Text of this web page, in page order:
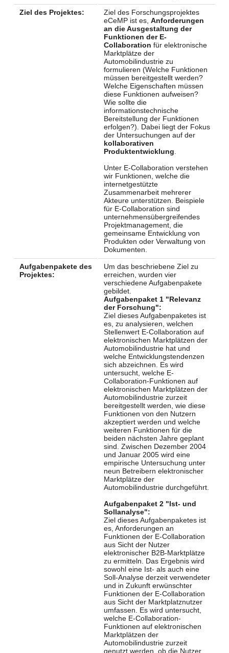
Ziel des Projektes:
Ziel des Forschungsprojektes
eCeMP ist es, Anforderungen
an die Ausgestaltung der
Funktionen der E-
Collaboration für elektronische
Marktplätze der
Automobilindustrie zu
formulieren (Welche Funktionen
müssen bereitgestellt werden?
Welche Eigenschaften müssen
diese Funktionen aufweisen?
Wie sollte die
informationstechnische
Bereitstellung der Funktionen
erfolgen?). Dabei liegt der Fokus
der Untersuchungen auf der
kollaborativen
Produktentwicklung
Unter E-Collaboration verstehen
wir Funktionen, welche die
internetgestützte
Zusammenarbeit mehrerer
Akteure unterstützen. Beispiele
für E-Collaboration sind
unternehmensübergreifendes
Projektmanagement, die
gemeinsame Entwicklung von
Produkten oder Verwaltung von
Dokumenten.
Aufgabenpakete des
Projektes:
Um das beschriebene Ziel zu
erreichen, wurden vier
verschiedene Aufgabenpakete
gebildet.
Aufgabenpaket 1 "Relevanz
der Forschung":
Ziel dieses Aufgabenpaketes ist
es, zu analysieren, welchen
Stellenwert E-Collaboration auf
elektronischen Marktplätzen der
Automobilindustrie hat und
welche Entwicklungstendenzen
sich abzeichnen. Es wird
untersucht, welche E-
Collaboration-Funktionen auf
elektronischen Marktplätzen der
Automobilindustrie zurzeit
bereitgestellt werden, wie diese
Funktionen von den Nutzern
akzeptiert werden und welche
weiteren Funktionen für die
beiden nächsten Jahre geplant
sind. Zwischen Dezember 2004
und Januar 2005 wird eine
empirische Untersuchung unter
neun Betreibern elektronischer
Marktplätze der
Automobilindustrie durchgeführt.
Aufgabenpaket 2 "Ist- und
Sollanalyse":
Ziel dieses Aufgabenpaketes ist
es, Anforderungen an
Funktionen der E-Collaboration
aus Sicht der Nutzer
elektronischer B2B-Marktplätze
zu ermitteln. Das Ergebnis wird
sowohl eine Ist- als auch eine
Soll-Analyse derzeit verwendeter
und in Zukunft erwünschter
Funktionen der E-Collaboration
aus Sicht der Marktplatznutzer
umfassen. Es wird untersucht,
welche E-Collaboration-
Funktionen auf elektronischen
Marktplätzen der
Automobilindustrie zurzeit
genutzt werden, ob die Nutzer